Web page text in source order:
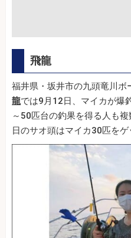
飛龍
福井県・坂井市の九頭竜川ボ
龍では9月12日、マイカが爆
～50匹台の釣果を得る人も
日のサオ頭はマイカ30匹をゲ